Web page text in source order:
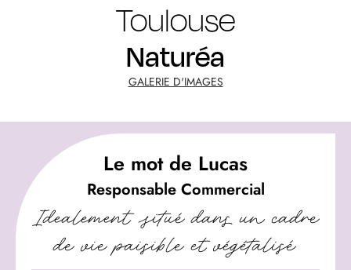
Toulouse
Naturéa
GALERIE D'IMAGES
Le mot de Lucas
Responsable Commercial
Idealement situé dans un cadre
de vie paisible et végétalisé